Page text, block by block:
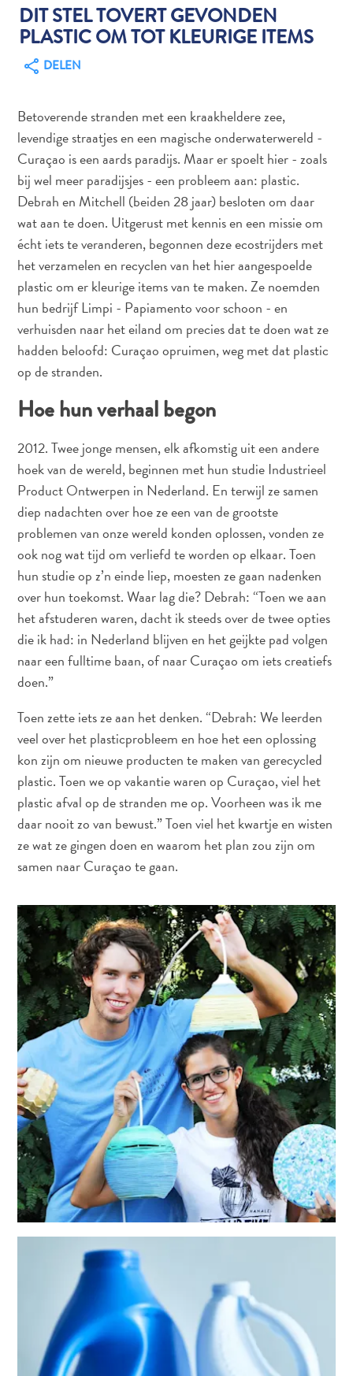
Autoverhuur
Duik-
en
snorkelplekken
Duikoperators
Eten
en
drinken
Kunst
en
cultuur
Landactiviteiten
Musea
Nachtleven
en
entertainment
Natuur
parken
Sauna
en
wellness
Sport
en
golf
Stranden
Taxidiensten
Tours
Wateractiviteiten
te
verblijven
All-
inclusive
Appartementen
Hotels
en
Vakantiewoningen
bezoek
DIT STEL TOVERT GEVONDEN
PLASTIC OM TOT KLEURIGE ITEMS
DELEN
Betoverende stranden met een kraakheldere zee,
levendige straatjes en een magische onderwaterwereld -
Curaçao is een aards paradijs. Maar er spoelt hier - zoals
bij wel meer paradijsjes - een probleem aan: plastic.
Debrah en Mitchell (beiden 28 jaar) besloten om daar
wat aan te doen. Uitgerust met kennis en een missie om
écht iets te veranderen, begonnen deze ecostrijders met
het verzamelen en recyclen van het hier aangespoelde
plastic om er kleurige items van te maken. Ze noemden
hun bedrijf Limpi - Papiamento voor schoon - en
verhuisden naar het eiland om precies dat te doen wat ze
hadden beloofd: Curaçao opruimen, weg met dat plastic
op de stranden.
Hoe hun verhaal begon
2012. Twee jonge mensen, elk afkomstig uit een andere
hoek van de wereld, beginnen met hun studie Industrieel
Product Ontwerpen in Nederland. En terwijl ze samen
diep nadachten over hoe ze een van de grootste
problemen van onze wereld konden oplossen, vonden ze
ook nog wat tijd om verliefd te worden op elkaar. Toen
hun studie op z’n einde liep, moesten ze gaan nadenken
over hun toekomst. Waar lag die? Debrah: “Toen we aan
het afstuderen waren, dacht ik steeds over de twee opties
die ik had: in Nederland blijven en het geijkte pad volgen
naar een fulltime baan, of naar Curaçao om iets creatiefs
doen.”
Toen zette iets ze aan het denken. “Debrah: We leerden
veel over het plasticprobleem en hoe het een oplossing
kon zijn om nieuwe producten te maken van gerecycled
plastic. Toen we op vakantie waren op Curaçao, viel het
plastic afval op de stranden me op. Voorheen was ik me
daar nooit zo van bewust.” Toen viel het kwartje en wisten
ze wat ze gingen doen en waarom het plan zou zijn om
samen naar Curaçao te gaan.